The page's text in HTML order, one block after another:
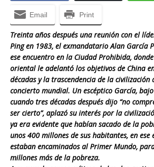
Email Print
Treinta años después una reunión con el
Ping en 1983, el exmandatario Alan García
ese encuentro en la Ciudad Prohibida,
oriental le adelantó los objetivos de China
décadas y la trascendencia de la civilización
concierto mundial. Un escéptico García,
cuando tres décadas después dijo “no
ser cierto”, aplazó su interés por la
ya era evidente que habían sacado de la
unos 400 millones de sus habitantes, en ese
estaban encaminados al Primer Mundo,
millones más de la pobreza.